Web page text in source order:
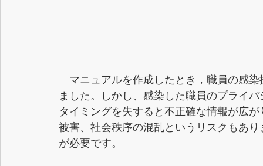
マニュアルを作成したとき，職員の感
ました。しかし、感染した職員のプライ
タイミングを失すると不正確な情報が広
被害、社会秩序の混乱というリスクもあ
が必要です。